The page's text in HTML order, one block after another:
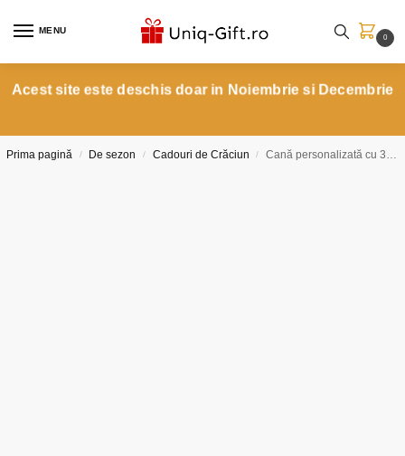
MENU
0
Acest site este deschis doar in Noiembrie si Decembrie
Prima pagină / De sezon / Cadouri de Crăciun / Cană personalizată cu 3 poze